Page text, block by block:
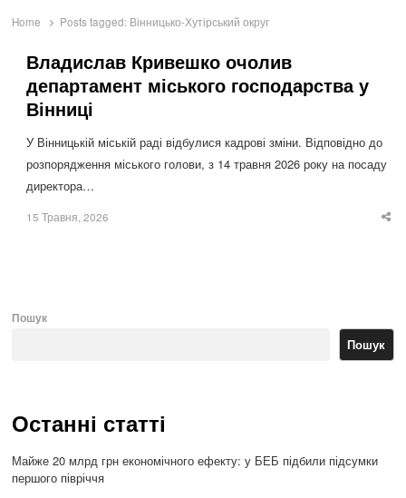
Home Posts tagged: Вінницько-Хутірський округ
Владислав Кривешко очолив
департамент міського господарства у
Вінниці
У Вінницькій міській раді відбулися кадрові зміни. Відповідно до
розпорядження міського голови, з 14 травня 2026 року на посаду
директора…
15 Травня, 2026
Пошук
Пошук
Останні статті
Майже 20 млрд грн економічного ефекту: у БЕБ підбили підсумки
першого півріччя